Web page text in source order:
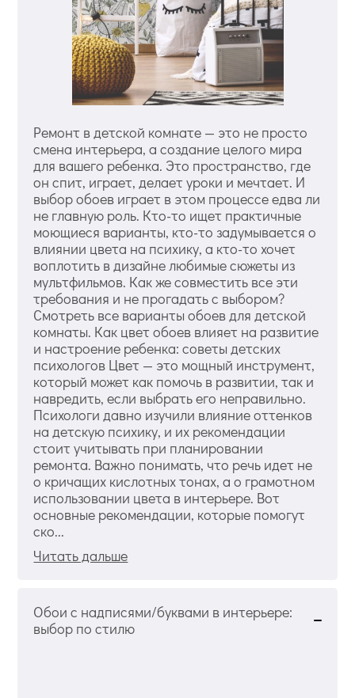
Ремонт в детской комнате — это не просто
смена интерьера, а создание целого мира
для вашего ребенка. Это пространство, где
он спит, играет, делает уроки и мечтает. И
выбор обоев играет в этом процессе едва ли
не главную роль. Кто-то ищет практичные
моющиеся варианты, кто-то задумывается о
влиянии цвета на психику, а кто-то хочет
воплотить в дизайне любимые сюжеты из
мультфильмов. Как же совместить все эти
требования и не прогадать с выбором?
Смотреть все варианты обоев для детской
комнаты. Как цвет обоев влияет на развитие
и настроение ребенка: советы детских
психологов Цвет — это мощный инструмент,
который может как помочь в развитии, так и
навредить, если выбрать его неправильно.
Психологи давно изучили влияние оттенков
на детскую психику, и их рекомендации
стоит учитывать при планировании
ремонта. Важно понимать, что речь идет не
о кричащих кислотных тонах, а о грамотном
использовании цвета в интерьере. Вот
основные рекомендации, которые помогут
ско...
Читать дальше
Обои с надписями/буквами в интерьере:
выбор по стилю